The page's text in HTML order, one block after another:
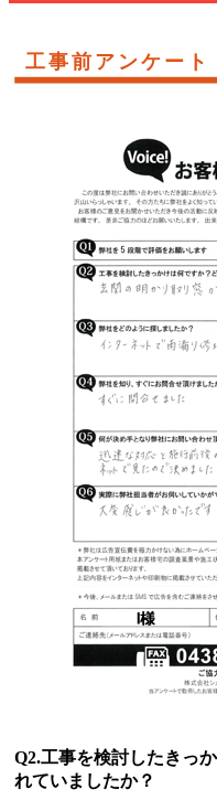
工事前アンケート
Q2.工事を検討したきっ
れていましたか？